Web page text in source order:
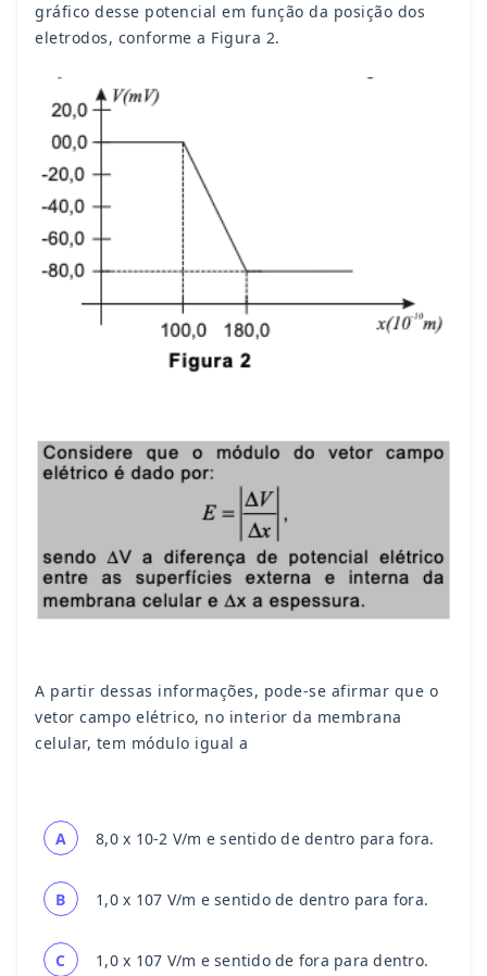
gráfico desse potencial em função da posição dos
eletrodos, conforme a Figura 2.
A partir dessas informações, pode-se afirmar que o
vetor campo elétrico, no interior da membrana
celular, tem módulo igual a
A 8,0 x 10-2 V/m e sentido de dentro para fora.
B 1,0 x 107 V/m e sentido de dentro para fora.
C 1,0 x 107 V/m e sentido de fora para dentro.